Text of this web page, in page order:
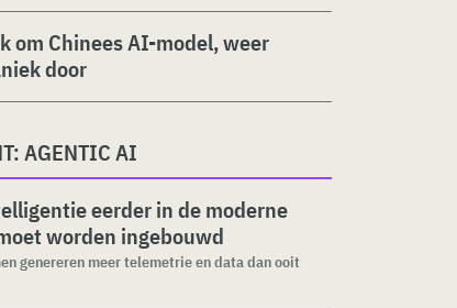
om Chinees AI-model, weer
door
AGENTIC AI
eerder in de moderne
worden ingebouwd
genereren meer telemetrie en data dan ooit